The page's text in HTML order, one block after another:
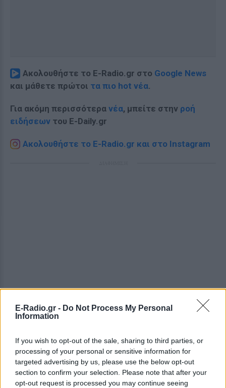
E-Radio.gr - Do Not Process My Personal
Information
If you wish to opt-out of the sale, sharing to third parties, or
processing of your personal or sensitive information for
targeted advertising by us, please use the below opt-out
section to confirm your selection. Please note that after your
opt-out request is processed you may continue seeing
Ακολουθήστε το E-Radio.gr στο Google News
και μάθετε πρώτοι τα πιο hot νέα.
Για ακόμη περισσότερα νέα, μπείτε στην ροή
ειδήσεων του E-Daily.gr
Ακολουθήστε το E-Radio.gr και στο Instagram